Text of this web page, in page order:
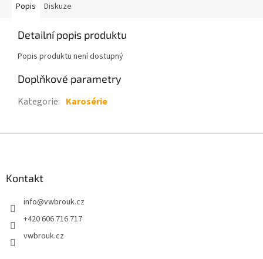
Popis Diskuze
Detailní popis produktu
Popis produktu není dostupný
Doplňkové parametry
Kategorie: Karosérie
Kontakt
info@vwbrouk.cz
+420 606 716 717
vwbrouk.cz